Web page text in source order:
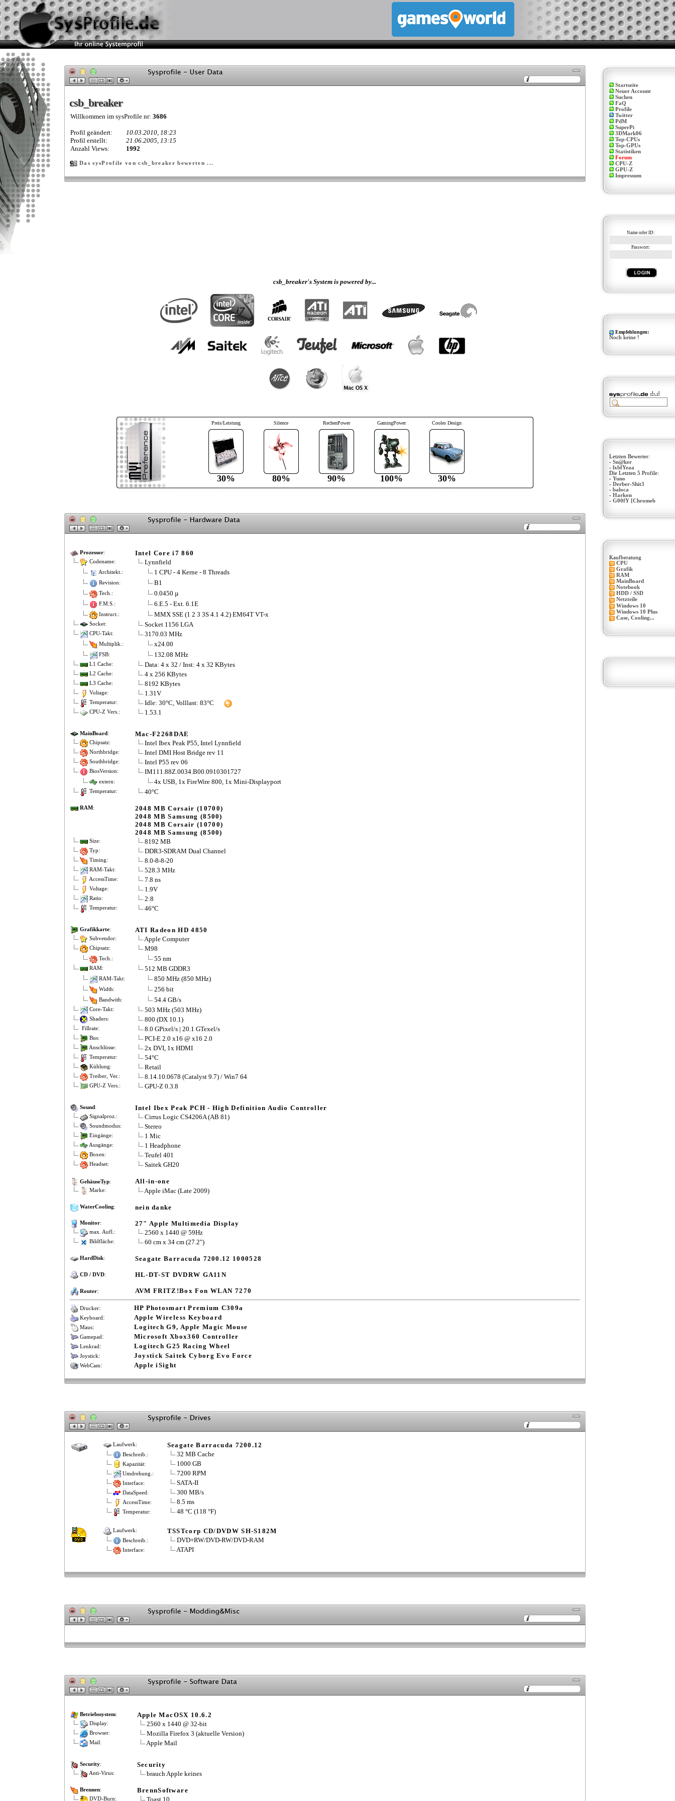
csb_breaker
csb_breaker
Willkommen im sysProfile nr: 3686
Profil geändert:
10.03.2010, 18:23
Profil erstellt:
21.06.2005, 13:15
Anzahl Views:
1992
Das sysProfile von csb_breaker bewerten ...
csb_breaker's System is powered by...
Preis/Leistung
30%
Silence
80%
RechenPower
90%
GamingPower
100%
Cooles Design
30%
Prozessor: Intel Core i7 860
Codename: Lynnfield
Architekt.: 1 CPU - 4 Kerne - 8 Threads
Revision: B1
Tech.: 0.0450 µ
F.M.S.: 6.E.5 - Ext. 6.1E
Instruct.: MMX SSE (1 2 3 3S 4.1 4.2) EM64T VT-x
Socket: Socket 1156 LGA
CPU-Takt: 3170.03 MHz
Multiplik.: x24.00
FSB: 132.08 MHz
L1 Cache: Data: 4 x 32 / Inst: 4 x 32 KBytes
L2 Cache: 4 x 256 KBytes
L3 Cache: 8192 KBytes
Voltage: 1.31V
Temperatur: Idle: 30°C, Volllast: 83°C
CPU-Z Vers.: 1.53.1
MainBoard: Mac-F2268DAE
Chipsatz: Intel Ibex Peak P55, Intel Lynnfield
Northbridge: Intel DMI Host Bridge rev 11
Southbridge: Intel P55 rev 06
BiosVersion: IM111.88Z.0034.B00.0910301727
extern: 4x USB, 1x FireWire 800, 1x Mini-Displayport
Temperatur: 40°C
RAM:
2048 MB Corsair (10700)
2048 MB Samsung (8500)
2048 MB Corsair (10700)
2048 MB Samsung (8500)
Size: 8192 MB
Typ: DDR3-SDRAM Dual Channel
Timing: 8.0-8-8-20
RAM-Takt: 528.3 MHz
AccessTime: 7.8 ns
Voltage: 1.9V
Ratio: 2:8
Temperatur: 46°C
Grafikkarte: ATI Radeon HD 4850
Subvendor: Apple Computer
Chipsatz: M98
Tech.: 55 nm
RAM: 512 MB GDDR3
RAM-Takt: 850 MHz (850 MHz)
Width: 256 bit
Bandwith: 54.4 GB/s
Core-Takt: 503 MHz (503 MHz)
Shaders: 800 (DX 10.1)
Fillrate: 8.0 GPixel/s | 20.1 GTexel/s
Bus: PCI-E 2.0 x16 @ x16 2.0
Anschlüsse: 2x DVI, 1x HDMI
Temperatur: 54°C
Kühlung: Retail
Treiber, Ver.: 8.14.10.0678 (Catalyst 9.7) / Win7 64
GPU-Z Vers.: GPU-Z 0.3.8
Sound: Intel Ibex Peak PCH - High Definition Audio Controller
Signalproz.: Cirrus Logic CS4206A (AB 81)
Soundmodus: Stereo
Eingänge: 1 Mic
Ausgänge: 1 Headphone
Boxen: Teufel 401
Headset: Saitek GH20
GehäuseTyp: All-in-one
Marke: Apple iMac (Late 2009)
WaterCooling: nein danke
Monitor: 27" Apple Multimedia Display
max. Aufl.: 2560 x 1440 @ 59Hz
Bildfläche: 60 cm x 34 cm (27.2")
HardDisk: Seagate Barracuda 7200.12 1000528
CD / DVD: HL-DT-ST DVDRW GA11N
Router: AVM FRITZ!Box Fon WLAN 7270
Drucker: HP Photosmart Premium C309a
Keyboard: Apple Wireless Keyboard
Maus: Logitech G9, Apple Magic Mouse
Gamepad: Microsoft Xbox360 Controller
Lenkrad: Logitech G25 Racing Wheel
Joystick: Joystick Saitek Cyborg Evo Force
WebCam: Apple iSight
Laufwerk: Seagate Barracuda 7200.12
Beschreib.: 32 MB Cache
Kapazität: 1000 GB
Umdrehung.: 7200 RPM
Interface: SATA-II
DataSpeed: 300 MB/s
AccessTime: 8.5 ms
Temperatur: 48 °C (118 °F)
Laufwerk: TSSTcorp CD/DVDW SH-S182M
Beschreib.: DVD+RW/DVD-RW/DVD-RAM
Interface: ATAPI
Betriebssystem: Apple MacOSX 10.6.2
Display: 2560 x 1440 @ 32-bit
Browser: Mozilla Firefox 3 (aktuelle Version)
Mail: Apple Mail
Security: Security
Anti-Virus: brauch Apple keines
Brennen: BrennSoftware
DVD-Burn: Toast 10
Startseite
Neuer Account
Suchen
FaQ
Profile
Twitter
PdM
SuperPi
3DMark06
Top-CPUs
Top-GPUs
Statistiken
Forum
CPU-Z
GPU-Z
Impressum
Name oder ID:
Passwort:
Empfehlungen:
Noch keine !
Letzten Bewerter:
- Sn@ker
- lxbfYeaa
Die Letzten 5 Profile:
- Yuno
- Derber-Shit3
- baloca
- Harkon
- G00fY [Chromeb
Kaufberatung
CPU
Grafik
RAM
MainBoard
Notebook
HDD / SSD
Netzteile
Windows 10
Windows 10 Plus
Case, Cooling...